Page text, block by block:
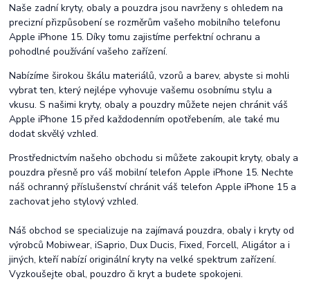
Naše zadní kryty, obaly a pouzdra jsou navrženy s ohledem na
precizní přizpůsobení se rozměrům vašeho mobilního telefonu
Apple iPhone 15. Díky tomu zajistíme perfektní ochranu a
pohodlné používání vašeho zařízení.
Nabízíme širokou škálu materiálů, vzorů a barev, abyste si mohli
vybrat ten, který nejlépe vyhovuje vašemu osobnímu stylu a
vkusu. S našimi kryty, obaly a pouzdry můžete nejen chránit váš
Apple iPhone 15 před každodenním opotřebením, ale také mu
dodat skvělý vzhled.
Prostřednictvím našeho obchodu si můžete zakoupit kryty, obaly a
pouzdra přesně pro váš mobilní telefon Apple iPhone 15. Nechte
náš ochranný příslušenství chránit váš telefon Apple iPhone 15 a
zachovat jeho stylový vzhled.
Náš obchod se specializuje na zajímavá pouzdra, obaly i kryty od
výrobců Mobiwear, iSaprio, Dux Ducis, Fixed, Forcell, Aligátor a i
jiných, kteří nabízí originální kryty na velké spektrum zařízení.
Vyzkoušejte obal, pouzdro či kryt a budete spokojeni.